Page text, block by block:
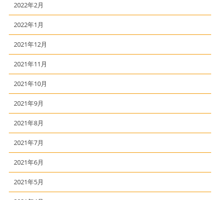
2022年2月
2022年1月
2021年12月
2021年11月
2021年10月
2021年9月
2021年8月
2021年7月
2021年6月
2021年5月